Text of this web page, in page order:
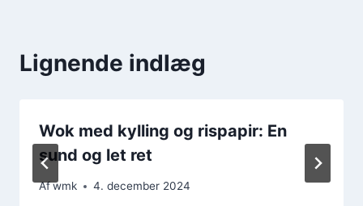
Lignende indlæg
Wok med kylling og rispapir: En
sund og let ret
Afwmk 4. december 2024